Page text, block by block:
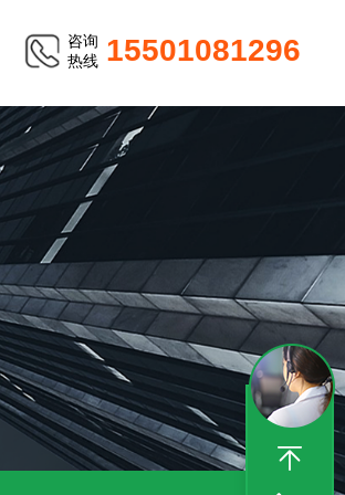
咨询
热线 15501081296